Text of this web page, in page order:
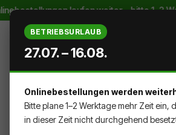
Zum Hauptinhalt springen
laufen weiter – bitte 1–2
DU
BETRIEBSURLAUB
27.07. – 16.08.
Onlinebestellungen werden
Bitte plane 1–2 Werktage mehr Zeit ein,
in dieser Zeit nicht durchgehend